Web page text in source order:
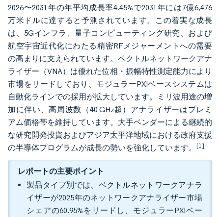
2026〜2031年の年平均成長率4.45%で2031年には7億6,476
万米ドルに達すると予測されています。この着実な成長
は、5Gインフラ、量子コンピューティング研究、および
航空宇宙近代化にわたる精密RFメジャーメントへの需要
の高まりに支えられています。ベクトルネットワークアナ
ライザー（VNA）は優れた位相・振幅特性測定能力により
市場をリードしており、モジュラーPXIベースシステムは
自動化ラインでの採用が拡大しています。ミリ波用途の増
加に伴い、高周波数（40 GHz超）アナライザーはプレミ
アム価格帯を維持しています。大手ベンダーによる継続的
な研究開発投資およびアジア太平洋地域における政府支援
の半導体プログラムが成長の勢いを強化しています。 [1]
レポートの主要ポイント
製品タイプ別では、ベクトルネットワークアナラ
イザーが2025年のネットワークアナライザー市場
シェアの60.95%をリードし、モジュラーPXIベー